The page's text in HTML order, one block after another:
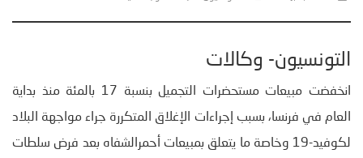
التونسيون- وكالات
انخفضت مبيعات مستحضرات التجميل بنسبة 17 بالمئة منذ بداية
العام في فرنسا، بسبب إجراءات الإغلاق المتكررة جراء مواجهة البلاد
لكوفيد-19 وخاصة ما يتعلق بمبيعات أحمرالشفاه بعد فرض سلطات